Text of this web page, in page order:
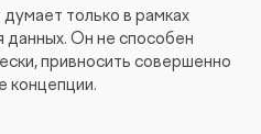
только в рамках
данных. Он не способен
привносить совершенно
концепции.